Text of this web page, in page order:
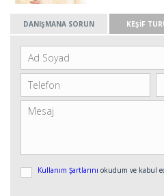
DANIŞMANA SORUN KEŞİF
Kullanım Şartlarını okudum ve kabul